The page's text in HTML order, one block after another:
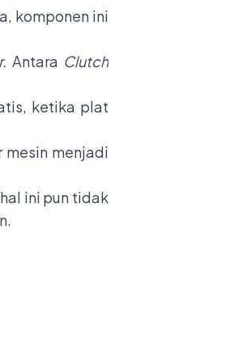
komponen ini
Antara Clutch
ketika plat
menjadi
ini pun tidak